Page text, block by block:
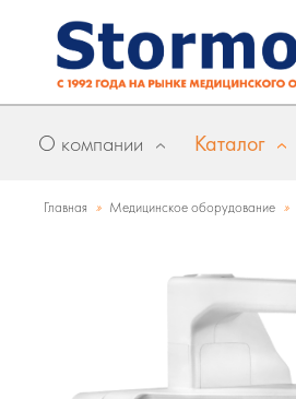
О компании Каталог
Главная » Медицинское оборудование »